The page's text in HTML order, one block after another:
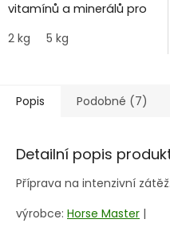
vitamínů a minerálů pro
rychlou a účinnou
2 kg 5 kg
Popis Podobné (7)
Detailní popis
Příprava na intenzivní zátěž.
výrobce: Horse Master |